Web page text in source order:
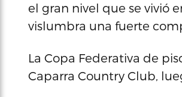
el gran nivel que se vivió
vislumbra una fuerte
La Copa Federativa de
Caparra Country Club,